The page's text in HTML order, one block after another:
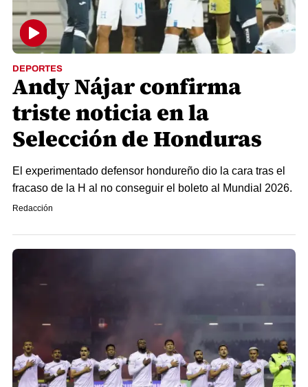
DEPORTES
Andy Nájar confirma
triste noticia en la
Selección de Honduras
El experimentado defensor hondureño dio la cara tras el
fracaso de la H al no conseguir el boleto al Mundial 2026.
Redacción